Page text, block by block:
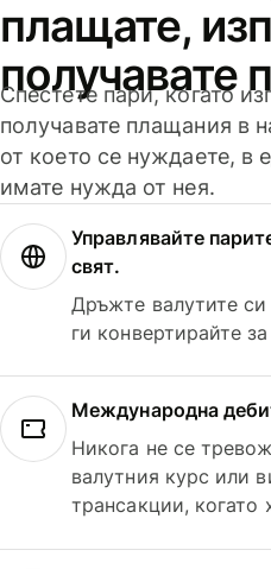
плащате,
получавате
Спестете пари, когато
получавате плащания в
от което се нуждаете, в
имате нужда от нея.
Управлявайте
свят.
Дръжте валутите
ги конвертирайте
Международна
Никога не се
валутния курс или
трансакции, когато